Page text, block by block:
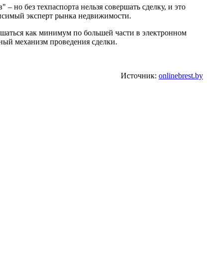
но без техпаспорта нельзя совершать сделку, и это
эксперт рынка недвижимости.
как минимум по большей части в электронном
механизм проведения сделки.
Источник: onlinebrest.by